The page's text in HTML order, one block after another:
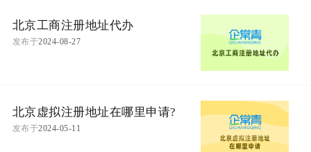
北京工商注册地址代办
发布于2024-08-27
北京虚拟注册地址在哪里申请?
发布于2024-05-11